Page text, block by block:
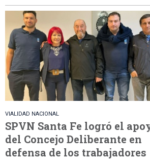
VIALIDAD NACIONAL
SPVN Santa Fe logró el
del Concejo Deliberante en
defensa de los trabajadores